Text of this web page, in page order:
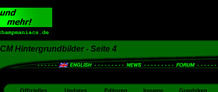
CM Hintergrundbilder - Seite 4
Offizielles Updates Editoren Ingame Graphiken